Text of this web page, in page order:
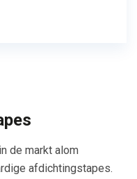
de markt alom
afdichtingstapes.